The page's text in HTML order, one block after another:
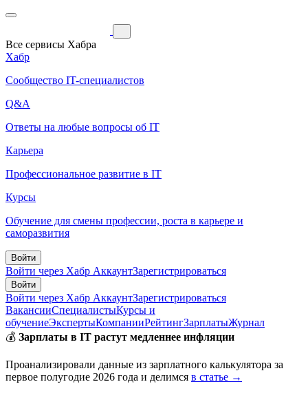
Все сервисы Хабра
Хабр
Сообщество IT-специалистов
Q&A
Ответы на любые вопросы об IT
Карьера
Профессиональное развитие в IT
Курсы
Обучение для смены профессии, роста в карьере и
саморазвития
Войти
Войти через Хабр АккаунтЗарегистрироваться
Войти
Войти через Хабр АккаунтЗарегистрироваться
ВакансииСпециалистыКурсы и
обучениеЭкспертыКомпанииРейтингЗарплатыЖурнал
💰 Зарплаты в IT растут медленнее инфляции
Проанализировали данные из зарплатного калькулятора за
первое полугодие 2026 года и делимся в статье →